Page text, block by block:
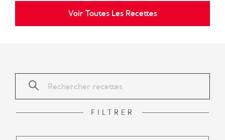
Voir Toutes Les Recettes
FILTRER